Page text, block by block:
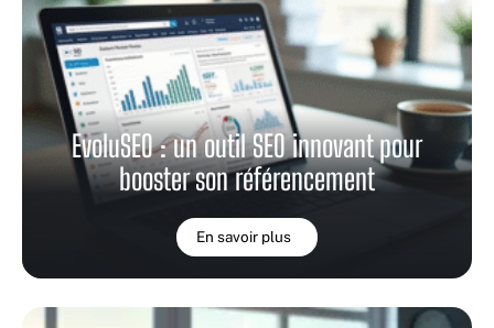
EvoluSEO : un outil SEO innovant pour
booster son référencement
En savoir plus